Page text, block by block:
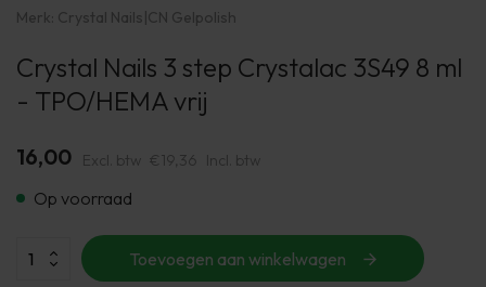
Merk: Crystal Nails|CN Gelpolish
Crystal Nails 3 step Crystalac 3S49 8 ml
- TPO/HEMA vrij
16,00 Excl. btw €19,36 Incl. btw
Op voorraad
Toevoegen aan winkelwagen